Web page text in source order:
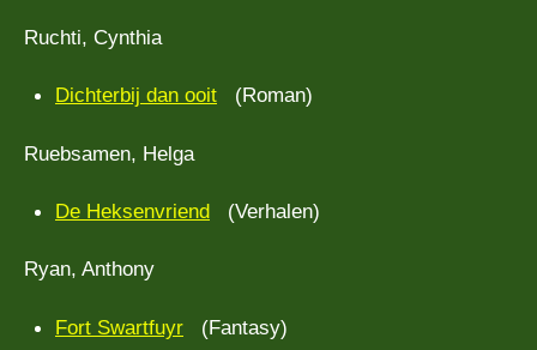
Ruchti, Cynthia
Dichterbij dan ooit (Roman)
Ruebsamen, Helga
De Heksenvriend (Verhalen)
Ryan, Anthony
Fort Swartfuyr (Fantasy)